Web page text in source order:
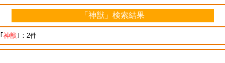
「神獣」検索結果
｢ 神獣 ｣：2件